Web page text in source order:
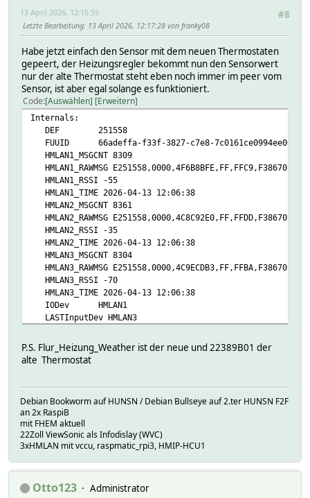
#8
13 April 2026, 12:15:55
Letzte Bearbeitung: 13 April 2026, 12:17:28 von franky08
Habe jetzt einfach den Sensor mit dem neuen Thermostaten
gepeert, der Heizungsregler bekommt nun den Sensorwert
nur der alte Thermostat steht eben noch immer im peer vom
Sensor, ist aber egal solange es funktioniert.
Code Auswählen Erweitern
Internals:
DEF 251558
FUUID 66adeffa-f33f-3827-c7e8-7c0161ce0994ee06
HMLAN1_MSGCNT 8309
HMLAN1_RAWMSG
HMLAN1_RSSI -55
HMLAN1_TIME 2026-04-13 12:06:38
HMLAN2_MSGCNT 8361
HMLAN2_RAWMSG
HMLAN2_RSSI -35
HMLAN2_TIME 2026-04-13 12:06:38
HMLAN3_MSGCNT 8304
HMLAN3_RAWMSG
HMLAN3_RSSI -70
HMLAN3_TIME 2026-04-13 12:06:38
IODev HMLAN1
LASTInputDev HMLAN3
NAME TH_Sensor_Flur
NR 1202
chanNo 01
disableNotifyFn 1
eventCount 8371
lastMsg No:F3 - t:70 s:251558 d:000000 00F226
protRcv 8368 last_at:2026-04-13 12:06:38
P.S. Flur_Heizung_Weather ist der neue und 22389B01 der
alte Thermostat
Debian Bookworm auf HUNSN / Debian Bullseye auf 2.ter HUNSN F2F
an 2x RaspiB
mit FHEM aktuell
22Zoll ViewSonic als Infodislay (WVC)
3xHMLAN mit vccu, raspmatic_rpi3, HMIP-HCU1
Otto123
Administrator